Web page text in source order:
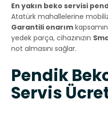
En yakın beko servisi
Atatürk mahallelerine
Garantili onarım
yedek parça, cihazınızın
not almasını sağlar.
Pendik
Servis